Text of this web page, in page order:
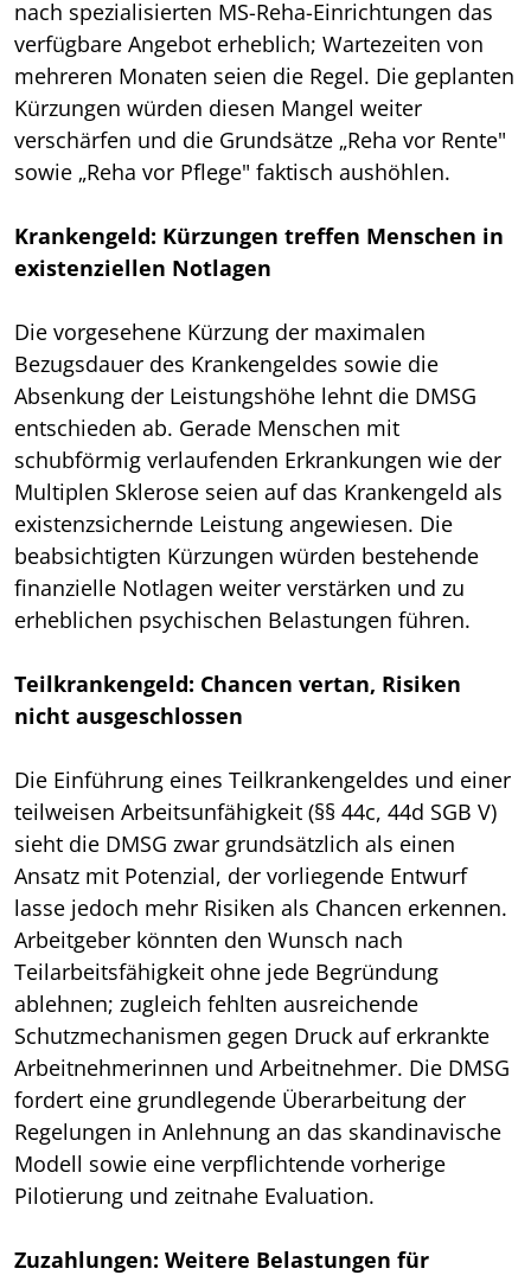
nach spezialisierten MS-Reha-Einrichtungen das
verfügbare Angebot erheblich; Wartezeiten von
mehreren Monaten seien die Regel. Die geplanten
Kürzungen würden diesen Mangel weiter
verschärfen und die Grundsätze „Reha vor Rente"
sowie „Reha vor Pflege" faktisch aushöhlen.
Krankengeld: Kürzungen treffen Menschen in
existenziellen Notlagen
Die vorgesehene Kürzung der maximalen
Bezugsdauer des Krankengeldes sowie die
Absenkung der Leistungshöhe lehnt die DMSG
entschieden ab. Gerade Menschen mit
schubförmig verlaufenden Erkrankungen wie der
Multiplen Sklerose seien auf das Krankengeld als
existenzsichernde Leistung angewiesen. Die
beabsichtigten Kürzungen würden bestehende
finanzielle Notlagen weiter verstärken und zu
erheblichen psychischen Belastungen führen.
Teilkrankengeld: Chancen vertan, Risiken
nicht ausgeschlossen
Die Einführung eines Teilkrankengeldes und einer
teilweisen Arbeitsunfähigkeit (§§ 44c, 44d SGB V)
sieht die DMSG zwar grundsätzlich als einen
Ansatz mit Potenzial, der vorliegende Entwurf
lasse jedoch mehr Risiken als Chancen erkennen.
Arbeitgeber könnten den Wunsch nach
Teilarbeitsfähigkeit ohne jede Begründung
ablehnen; zugleich fehlten ausreichende
Schutzmechanismen gegen Druck auf erkrankte
Arbeitnehmerinnen und Arbeitnehmer. Die DMSG
fordert eine grundlegende Überarbeitung der
Regelungen in Anlehnung an das skandinavische
Modell sowie eine verpflichtende vorherige
Pilotierung und zeitnahe Evaluation.
Zuzahlungen: Weitere Belastungen für